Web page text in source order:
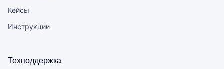
Кейсы
Инструкции
Техподдержка